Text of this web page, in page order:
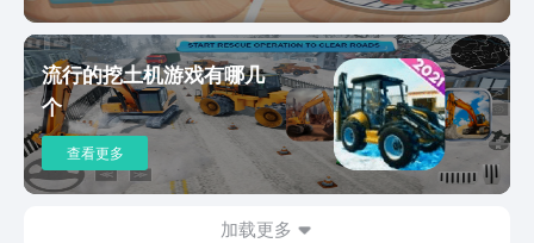
体验。此外还设计了非常符合游戏主题的原创音乐，让你
的冒险对战玩起来更加的具有趣味性。还配置了十分经典
多样化的地图场景，可以在任何地图之中进行自由的驰
骋，开启快速的暴击操作，享受极其畅快的打击感。以上
就是幻世与冒险下载安装方式内容介绍了，你可以加入其
中，随时的来开启随心所欲的作战操作，面对更多的麻烦
和考验，使用你的能力来进行解决，不断的在实战之中觉
醒你的强大能力，使用更多的连招，搭配上相应的策略布
局，就可以快速的斩杀敌人。
流行的挖土机游戏有哪几
个
查看更多
加载更多